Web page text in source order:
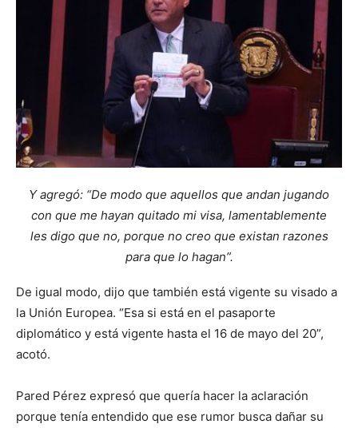
Y agregó: “De modo que aquellos que andan jugando
con que me hayan quitado mi visa, lamentablemente
les digo que no, porque no creo que existan razones
para que lo hagan”.
De igual modo, dijo que también está vigente su visado a
la Unión Europea. “Esa si está en el pasaporte
diplomático y está vigente hasta el 16 de mayo del 20”,
acotó.
Pared Pérez expresó que quería hacer la aclaración
porque tenía entendido que ese rumor busca dañar su